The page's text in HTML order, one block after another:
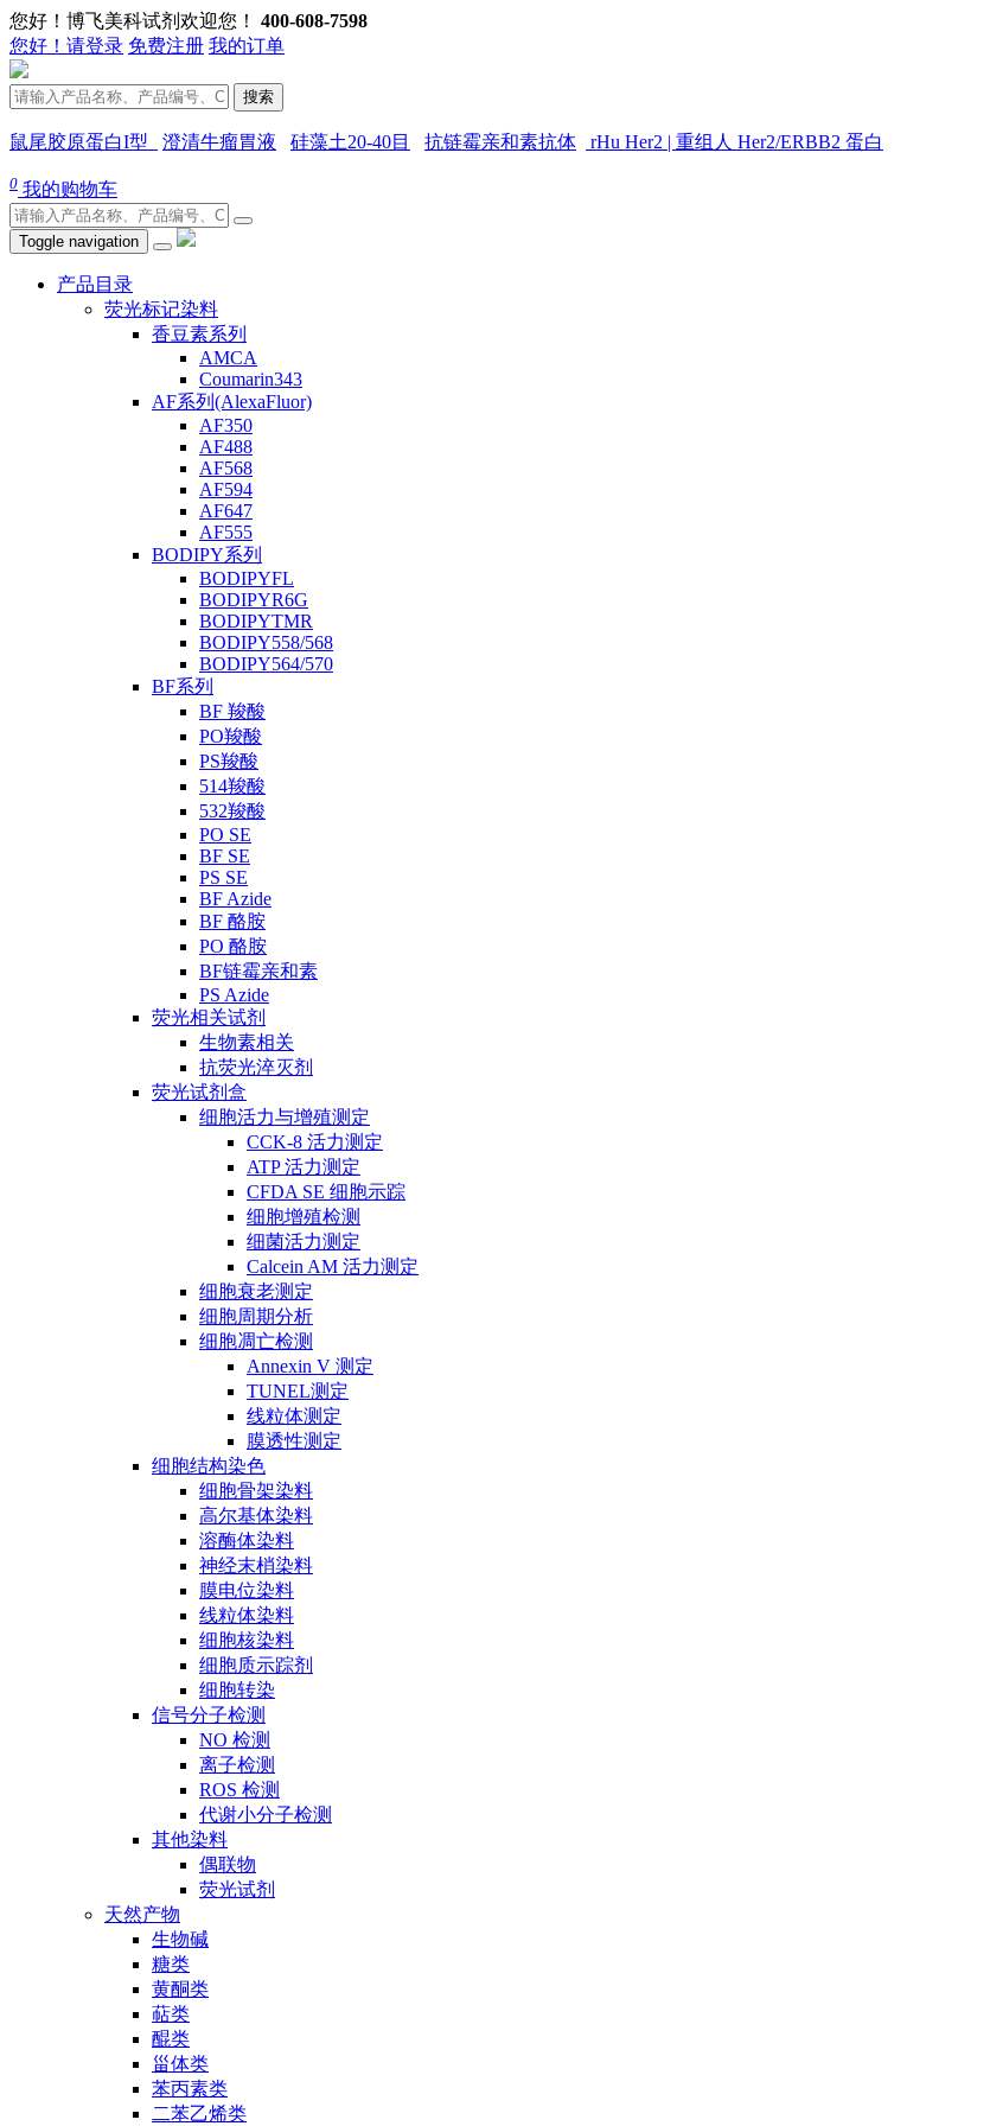
您好！博飞美科试剂欢迎您！ 400-608-7598
您好！请登录 免费注册 我的订单
搜索
鼠尾胶原蛋白I型 澄清牛瘤胃液 硅藻土20-40目 抗链霉亲和素抗体 rHu Her2 | 重组人 Her2/ERBB2 蛋白
0 我的购物车
Toggle navigation
产品目录
荧光标记染料
香豆素系列
AMCA
Coumarin343
AF系列(AlexaFluor)
AF350
AF488
AF568
AF594
AF647
AF555
BODIPY系列
BODIPYFL
BODIPYR6G
BODIPYTMR
BODIPY558/568
BODIPY564/570
BF系列
BF 羧酸
PO羧酸
PS羧酸
514羧酸
532羧酸
PO SE
BF SE
PS SE
BF Azide
BF 酪胺
PO 酪胺
BF链霉亲和素
PS Azide
荧光相关试剂
生物素相关
抗荧光淬灭剂
荧光试剂盒
细胞活力与增殖测定
CCK-8 活力测定
ATP 活力测定
CFDA SE 细胞示踪
细胞增殖检测
细菌活力测定
Calcein AM 活力测定
细胞衰老测定
细胞周期分析
细胞凋亡检测
Annexin V 测定
TUNEL测定
线粒体测定
膜透性测定
细胞结构染色
细胞骨架染料
高尔基体染料
溶酶体染料
神经末梢染料
膜电位染料
线粒体染料
细胞核染料
细胞质示踪剂
细胞转染
信号分子检测
NO 检测
离子检测
ROS 检测
代谢小分子检测
其他染料
偶联物
荧光试剂
天然产物
生物碱
糖类
黄酮类
萜类
醌类
甾体类
苯丙素类
二苯乙烯类